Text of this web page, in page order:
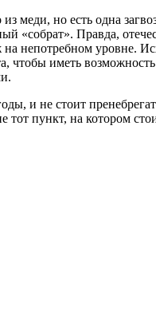
меди, но есть одна
«собрат». Правда,
непотребном уровне.
чтобы иметь
и не стоит
тот пункт, на котором